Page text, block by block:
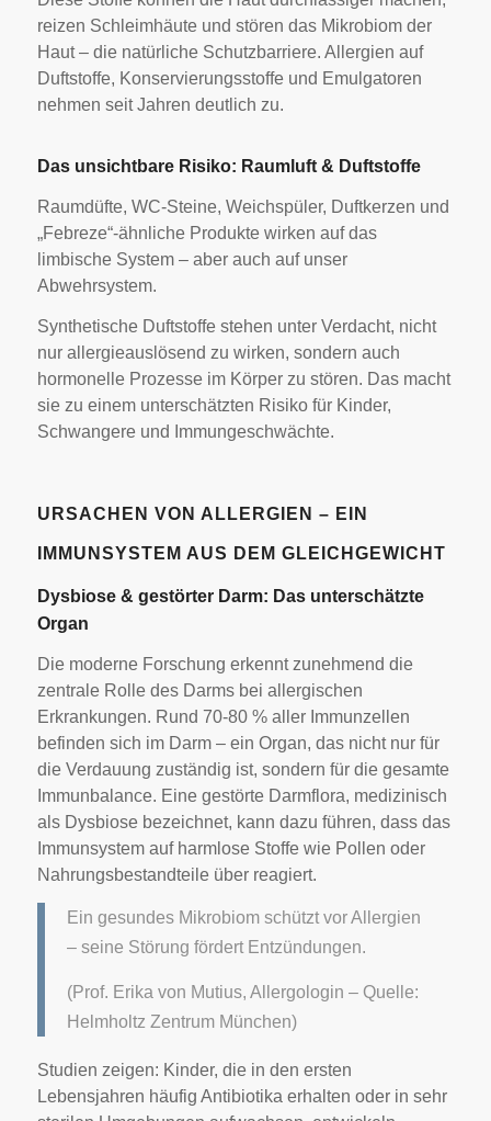
reizen Schleimhäute und stören das Mikrobiom der
Haut – die natürliche Schutzbarriere. Allergien auf
Duftstoffe, Konservierungsstoffe und Emulgatoren
nehmen seit Jahren deutlich zu.
Das unsichtbare Risiko: Raumluft & Duftstoffe
Raumdüfte, WC-Steine, Weichspüler, Duftkerzen und
„Febreze“-ähnliche Produkte wirken auf das
limbische System – aber auch auf unser
Abwehrsystem.
Synthetische Duftstoffe stehen unter Verdacht, nicht
nur allergieauslösend zu wirken, sondern auch
hormonelle Prozesse im Körper zu stören. Das macht
sie zu einem unterschätzten Risiko für Kinder,
Schwangere und Immungeschwächte.
URSACHEN VON ALLERGIEN – EIN
IMMUNSYSTEM AUS DEM GLEICHGEWICHT
Dysbiose & gestörter Darm: Das unterschätzte
Organ
Die moderne Forschung erkennt zunehmend die
zentrale Rolle des Darms bei allergischen
Erkrankungen. Rund 70-80 % aller Immunzellen
befinden sich im Darm – ein Organ, das nicht nur für
die Verdauung zuständig ist, sondern für die gesamte
Immunbalance. Eine gestörte Darmflora, medizinisch
als Dysbiose bezeichnet, kann dazu führen, dass das
Immunsystem auf harmlose Stoffe wie Pollen oder
Nahrungsbestandteile über reagiert.
Ein gesundes Mikrobiom schützt vor Allergien
– seine Störung fördert Entzündungen.
(Prof. Erika von Mutius, Allergologin – Quelle:
Helmholtz Zentrum München)
Studien zeigen: Kinder, die in den ersten
Lebensjahren häufig Antibiotika erhalten oder in sehr